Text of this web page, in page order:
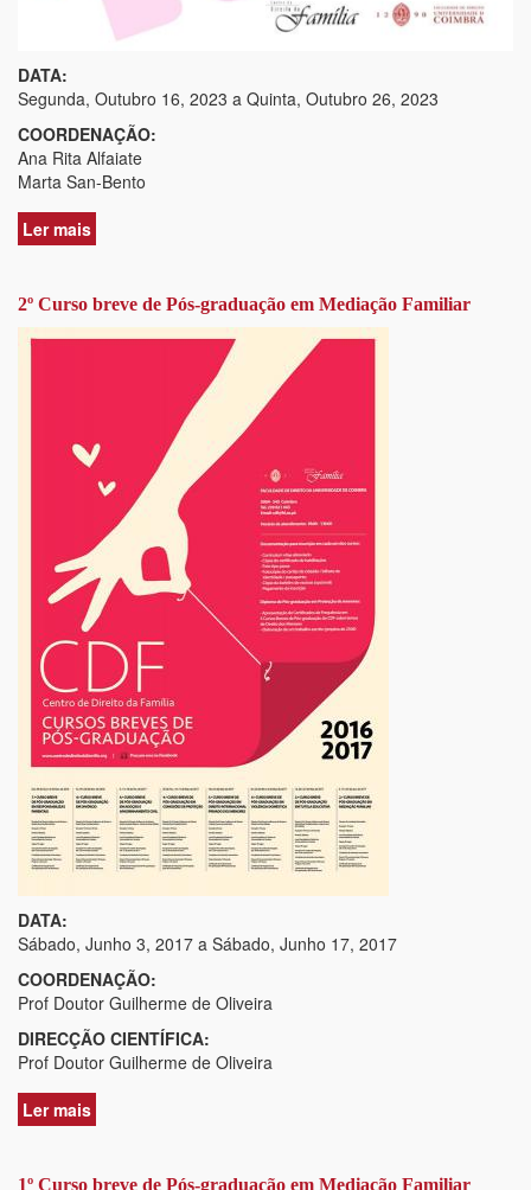
DATA:
Segunda, Outubro 16, 2023 a Quinta, Outubro 26, 2023
COORDENAÇÃO:
Ana Rita Alfaiate
Marta San-Bento
Ler mais
de
BREVE
SOBRE
MEDIAÇÃO
2º Curso breve de Pós-graduação em Mediação Familiar
DATA:
Sábado, Junho 3, 2017 a Sábado, Junho 17, 2017
COORDENAÇÃO:
Prof Doutor Guilherme de Oliveira
DIRECÇÃO CIENTÍFICA:
Prof Doutor Guilherme de Oliveira
Ler mais
de
Curso
1º Curso breve de Pós-graduação em Mediação Familiar